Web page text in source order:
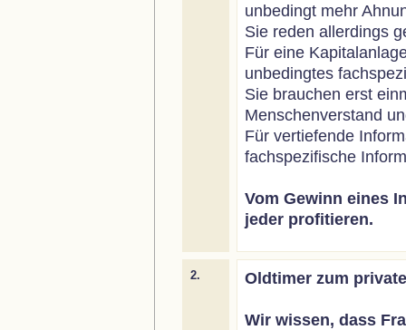
unbedingt mehr
Sie reden allerdings
Für eine
unbedingtes
Sie brauchen erst
Menschenverstand
Für vertiefende
fachspezifische
Vom Gewinn eines
jeder profitieren.
2. Oldtimer zum
Wir wissen, dass